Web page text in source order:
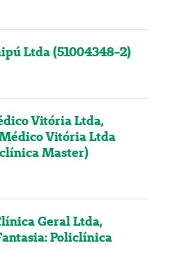
Ltda (51004348-2)
Vitória Ltda,
Vitória Ltda
Master)
Geral Ltda,
Policlínica